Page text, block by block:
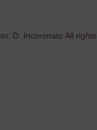
D. Incoronato All rights